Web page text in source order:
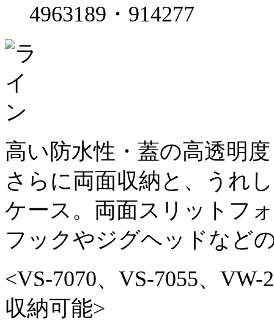
4963189・914277
高い防水性・蓋の高透明
さらに両面収納と、うれ
ケース。両面スリットフ
フックやジグヘッドなど
<VS-7070、VS-7055、
収納可能>